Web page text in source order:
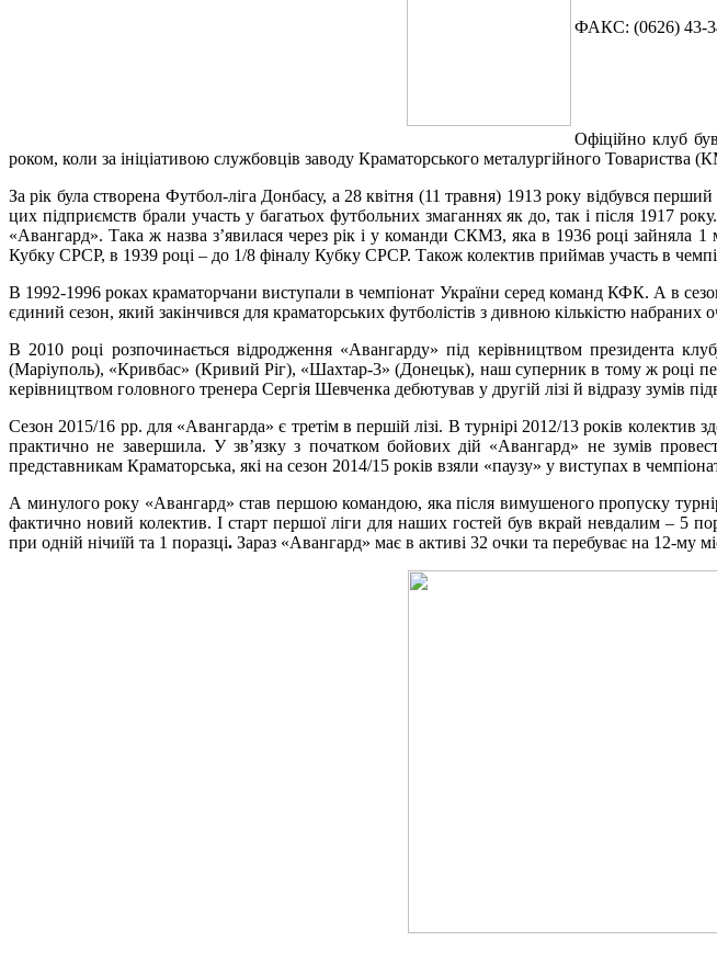
ФАКС: (0626) 43-
Офіційно клуб
роком, коли за ініціативою службовців заводу Краматорського металургійного
За рік була створена Футбол-ліга Донбасу, а 28 квітня (11 травня) 1913 року відбувся
цих підприємств брали участь у багатьох футбольних змаганнях як до, так і після 1917
«Авангард». Така ж назва з’явилася через рік і у команди СКМЗ, яка в 1936 році зайняла
Кубку СРСР, в 1939 році – до 1/8 фіналу Кубку СРСР. Також колектив приймав участь в
В 1992-1996 роках краматорчани виступали в чемпіонат України серед команд КФК. А в
єдиний сезон, який закінчився для краматорських футболістів з дивною кількістю набраних
В 2010 році розпочинається відродження «Авангарду» під керівництвом президента
(Маріуполь), «Кривбас» (Кривий Ріг), «Шахтар-3» (Донецьк), наш суперник в тому ж році
керівництвом головного тренера Сергія Шевченка дебютував у другій лізі й відразу зумів
Сезон 2015/16 рр. для «Авангарда» є третім в першій лізі. В турнірі 2012/13 років
практично не завершила. У зв’язку з початком бойових дій «Авангард» не зумів
представникам Краматорська, які на сезон 2014/15 років взяли «паузу» у виступах в
А минулого року «Авангард» став першою командою, яка після вимушеного пропуску
фактично новий колектив. І старт першої ліги для наших гостей був вкрай невдалим – 5
при одній нічиїй та 1 поразці. Зараз «Авангард» має в активі 32 очки та перебуває на 12-му